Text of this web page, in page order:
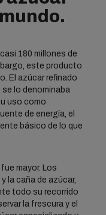
180 millones de
este producto
El azúcar refinado
se lo denominaba
uso como
de energía, el
básico de lo que
mayor. Los
la caña de azúcar,
todo su recorrido
la frescura y el